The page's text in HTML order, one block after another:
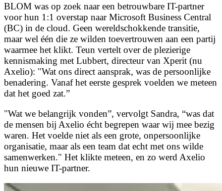
BLOM was op zoek naar een betrouwbare IT-partner
voor hun 1:1 overstap naar Microsoft Business Central
(BC) in de cloud. Geen wereldschokkende transitie,
maar wel één die ze wilden toevertrouwen aan een partij
waarmee het klikt. Teun vertelt over de plezierige
kennismaking met Lubbert, directeur van Xperit (nu
Axelio): "Wat ons direct aansprak, was de persoonlijke
benadering. Vanaf het eerste gesprek voelden we meteen
dat het goed zat.”
"Wat we belangrijk vonden”, vervolgt Sandra, “was dat
de mensen bij Axelio écht begrepen waar wij mee bezig
waren. Het voelde niet als een grote, onpersoonlijke
organisatie, maar als een team dat echt met ons wilde
samenwerken." Het klikte meteen, en zo werd Axelio
hun nieuwe IT-partner.